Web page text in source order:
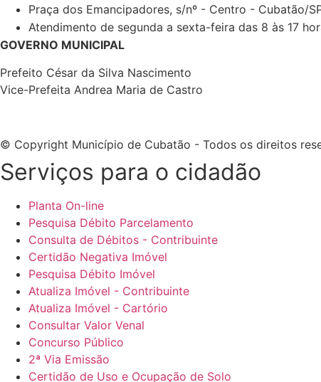
Praça dos Emancipadores, s/nº - Centro - Cubatão/
Atendimento de segunda a sexta-feira das 8 às 17
GOVERNO MUNICIPAL
Prefeito César da Silva Nascimento
Vice-Prefeita Andrea Maria de Castro
© Copyright Município de Cubatão - Todos os direitos
Serviços para o cidadão​
Planta On-line
Pesquisa Débito Parcelamento
Consulta de Débitos - Contribuinte
Certidão Negativa Imóvel
Pesquisa Débito Imóvel
Atualiza Imóvel - Contribuinte
Atualiza Imóvel - Cartório
Consultar Valor Venal
Concurso Público
2ª Via Emissão
Certidão de Uso e Ocupação de Solo